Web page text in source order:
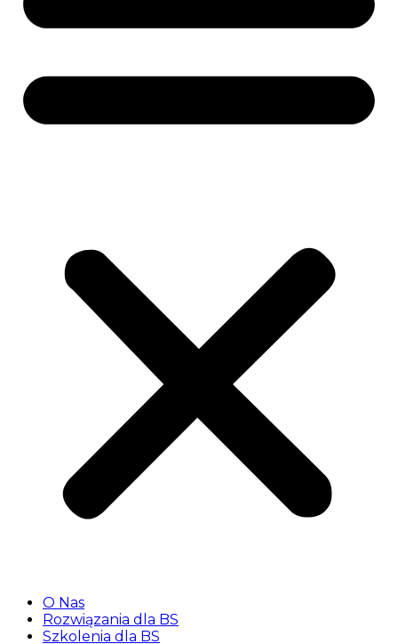
O Nas
Rozwiązania dla BS
Szkolenia dla BS